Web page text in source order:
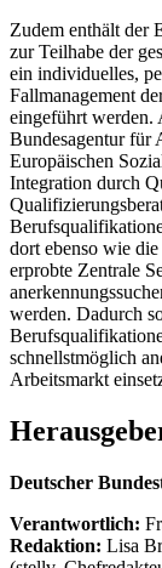
Zudem enthält der
zur Teilhabe der
ein individuelles,
Fallmanagement
eingeführt werden.
Bundesagentur für
Europäischen
Integration durch
dort ebenso wie
erprobte Zentrale
werden. Dadurch
schnellstmöglich
Arbeitsmarkt
Deutscher
Verantwortlich:
Redaktion: Lisa